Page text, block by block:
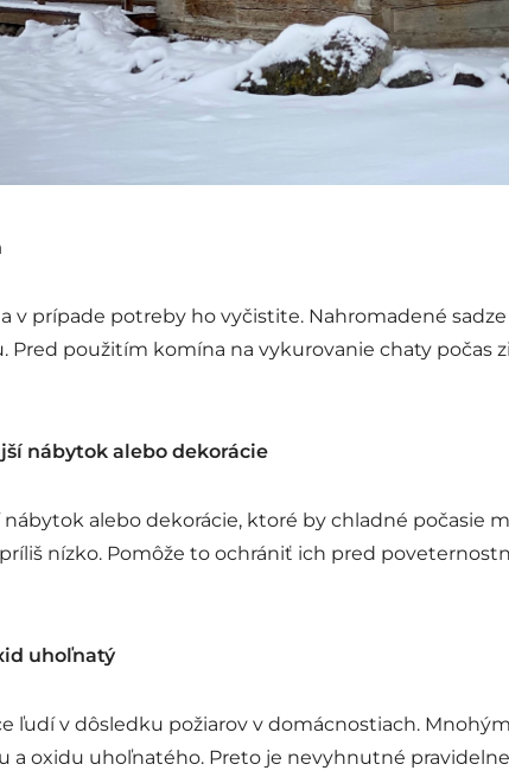
v prípade potreby ho vyčistite. Nahromadené
Pred použitím komína na vykurovanie chaty počas
nábytok alebo dekorácie
alebo dekorácie, ktoré by chladné počasie
nízko. Pomôže to ochrániť ich pred
uhoľnatý
ľudí v dôsledku požiarov v domácnostiach.
oxidu uhoľnatého. Preto je nevyhnutné